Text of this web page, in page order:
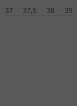
37
37,5 38 39